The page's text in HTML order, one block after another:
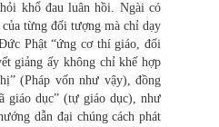
khổ đau luân hồi. Ngài có
của từng đối tượng mà chỉ dạy
Phật “ứng cơ thí giáo, đối
giảng ấy không chỉ khế hợp
(Pháp vốn như vậy), đồng
giáo dục” (tự giáo dục), như
dẫn đại chúng cách phát